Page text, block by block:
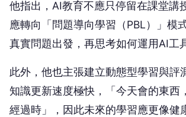
他指出，AI教育不應只停留在課堂講
應轉向「問題導向學習（PBL）」模
真實問題出發，再思考如何運用AI工
此外，他也主張建立動態型學習與評
知識更新速度極快，「今天會的東西
經過時」，因此未來的學習應更像健